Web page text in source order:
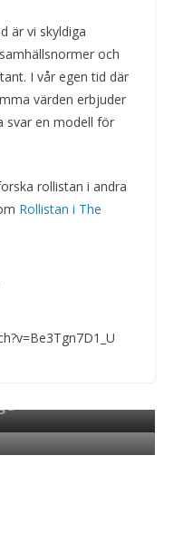
är vi skyldiga
och
I vår egen tid där
värden erbjuder
svar en modell för
rollistan i andra
Rollistan i The